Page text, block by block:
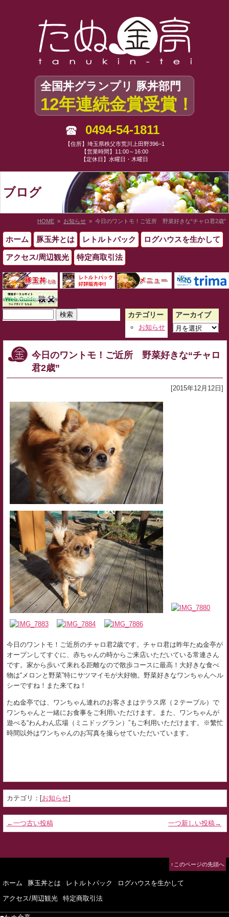
全国丼グランプリ 豚丼部門
12年連続金賞受賞！
0494-54-1811
【住所】埼玉県秩父市荒川上田野396−1
【営業時間】11:00～16:00
【定休日】水曜日・木曜日
ブログ
HOME » お知らせ » 今日のワントモ！ご近所 野菜好きな“チャロ君2歳”
ホーム 豚玉丼とは レトルトパック ログハウスを生かして
アクセス/周辺観光 特定商取引法
索:
カテゴリー
お知らせ
アーカイブ
ア
イ
今日のワントモ！ご近所 野菜好きな“チャロ
君2歳”
[2015年12月12日]
今日のワントモ！ご近所のチャロ君2歳です。チャロ君は昨年たぬ金亭が
オープンしてすぐに、赤ちゃんの時からご来店いただいている常連さん
です。家から歩いて来れる距離なので散歩コースに最高！大好きな食べ
物は“メロンと野菜”特にサツマイモが大好物。野菜好きなワンちゃんヘル
シーですね！また来てね！
たぬ金亭では、ワンちゃん連れのお客さまはテラス席（２テーブル）で
ワンちゃんと一緒にお食事をご利用いただけます。また、ワンちゃんが
遊べる“わんわん広場（ミニドッグラン）”もご利用いただけます。※繁忙
時間以外はワンちゃんのお写真を撮らせていただいています。
カテゴリ：[お知らせ]
←一つ古い投稿 一つ新しい投稿→
↑このページの先頭へ
ホーム 豚玉丼とは レトルトパック
ログハウスを生かして
アクセス/周辺観光
特定商取引法